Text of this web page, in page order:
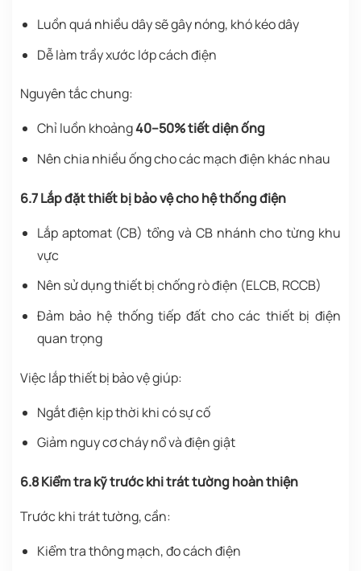
Luồn quá nhiều dây sẽ gây nóng, khó kéo dây
Dễ làm trầy xước lớp cách điện
Nguyên tắc chung:
Chỉ luồn khoảng40–50% tiết diện ống
Nên chia nhiều ống cho các mạch điện khác nhau
6.7 Lắp đặt thiết bị bảo vệ cho hệ thống điện
Lắp aptomat (CB) tổng và CB nhánh cho từng khu
vực
Nên sử dụng thiết bị chống rò điện (ELCB, RCCB)
Đảm bảo hệ thống tiếp đất cho các thiết bị điện
quan trọng
Việc lắp thiết bị bảo vệ giúp:
Ngắt điện kịp thời khi có sự cố
Giảm nguy cơ cháy nổ và điện giật
6.8 Kiểm tra kỹ trước khi trát tường hoàn thiện
Trước khi trát tường, cần:
Kiểm tra thông mạch, đo cách điện